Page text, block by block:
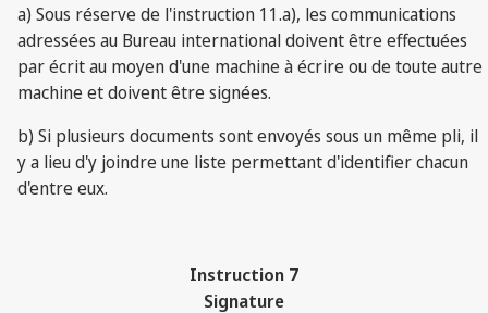
a) Sous réserve de l'instruction 11.a), les communications
adressées au Bureau international doivent être effectuées
par écrit au moyen d'une machine à écrire ou de toute autre
machine et doivent être signées.
b) Si plusieurs documents sont envoyés sous un même pli, il
y a lieu d'y joindre une liste permettant d'identifier chacun
d'entre eux.
Instruction 7
Signature